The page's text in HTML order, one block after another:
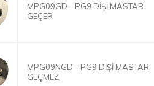
MPG09GD - PG9 DİŞİ MASTAR
GEÇER
MPG09NGD - PG9 DİŞİ MASTAR
GEÇMEZ